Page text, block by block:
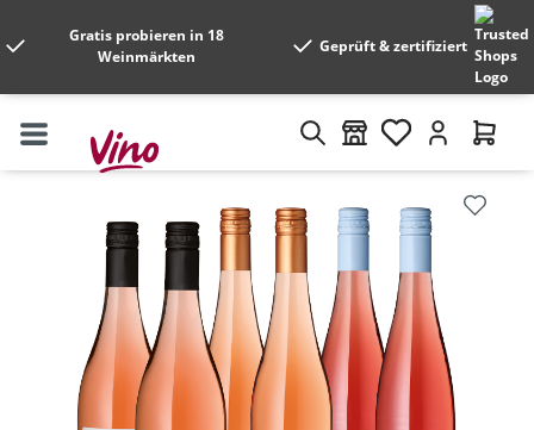
Gratis probieren in 18
Weinmärkten
Geprüft & zertifiziert
Bildergalerie überspringen